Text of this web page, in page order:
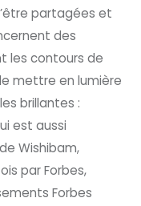
partagées et
des
les contours de
mettre en lumière
brillantes :
est aussi
Wishibam,
par Forbes,
Forbes